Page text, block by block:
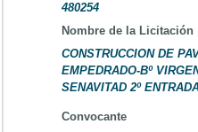
480254
Nombre de la Licitación
CONSTRUCCION DE
EMPEDRADO-Bº
SENAVITAD 2º
Convocante